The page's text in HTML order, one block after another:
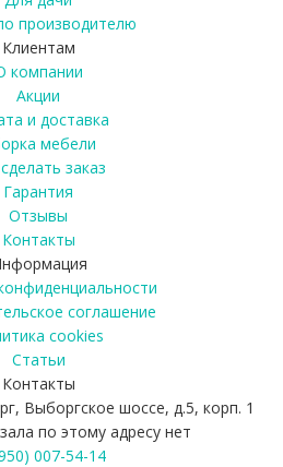
производителю
Клиентам
компании
Акции
и доставка
мебели
заказ
Гарантия
Отзывы
Контакты
соглашение
cookies
Статьи
Контакты
Выборгское шоссе, д.5, корп. 1
по этому адресу нет
007-54-14